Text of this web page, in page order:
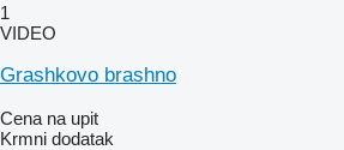
1
VIDEO
Grashkovo brashno
Cena na upit
Krmni dodatak